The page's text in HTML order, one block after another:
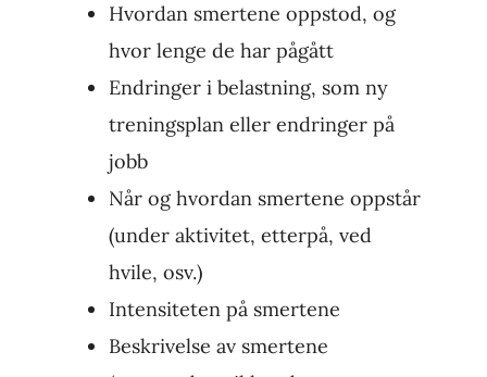
Hvordan smertene oppstod, og
hvor lenge de har pågått
Endringer i belastning, som ny
treningsplan eller endringer på
jobb
Når og hvordan smertene oppstår
(under aktivitet, etterpå, ved
hvile, osv.)
Intensiteten på smertene
Beskrivelse av smertene